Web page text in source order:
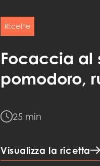
Ricette
Focaccia al
pomodoro,
25 min
Visualizza la ricetta